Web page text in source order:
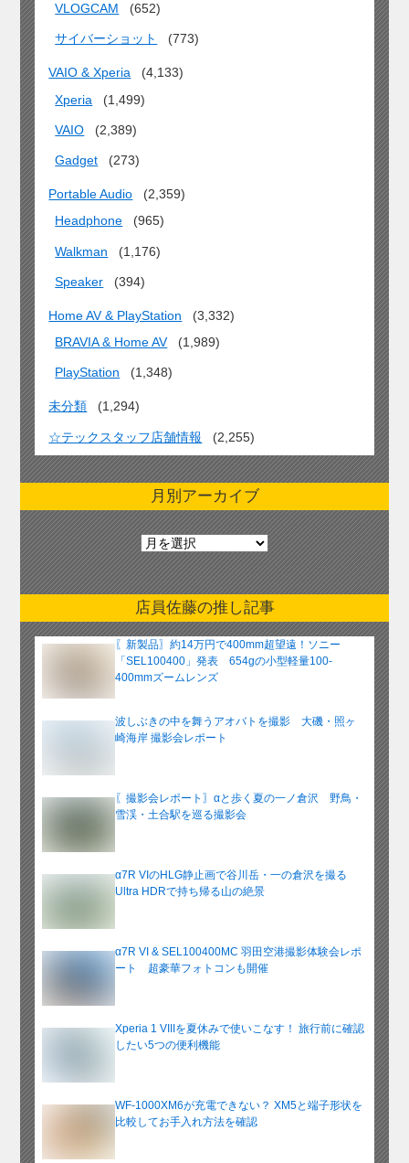
VLOGCAM (652)
サイバーショット (773)
VAIO & Xperia
(4,133)
Xperia
(1,499)
VAIO (2,389)
Gadget (273)
Portable Audio
(2,359)
Headphone
(965)
Walkman (1,176)
Speaker (394)
Home AV & PlayStation
(3,332)
BRAVIA & Home AV
(1,989)
PlayStation (1,348)
未分類 (1,294)
☆テックスタッフ店舗情報 (2,255)
月別アーカイブ
月
別
ア
ー
カ
イ
ブ
店員佐藤の推し記事
〖新製品〗約14万円で400mm超望遠！ソニー
「SEL100400」発表 654gの小型軽量100-
400mmズームレンズ
波しぶきの中を舞うアオバトを撮影 大磯・照ヶ
崎海岸 撮影会レポート
〖撮影会レポート〗αと歩く夏の一ノ倉沢 野鳥・
雪渓・土合駅を巡る撮影会
α7R VIのHLG静止画で谷川岳・一の倉沢を撮る
Ultra HDRで持ち帰る山の絶景
α7R VI & SEL100400MC 羽田空港撮影体験会レポ
ート 超豪華フォトコンも開催
Xperia 1 VIIIを夏休みで使いこなす！ 旅行前に確認
したい5つの便利機能
WF-1000XM6が充電できない？ XM5と端子形状を
比較してお手入れ方法を確認